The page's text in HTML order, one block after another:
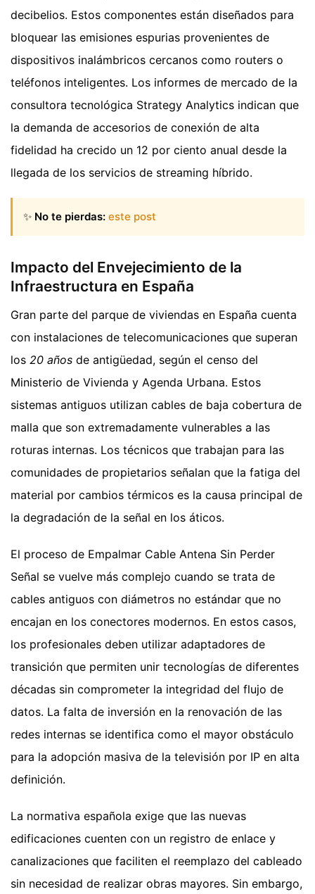
decibelios. Estos componentes están diseñados para
bloquear las emisiones espurias provenientes de
dispositivos inalámbricos cercanos como routers o
teléfonos inteligentes. Los informes de mercado de la
consultora tecnológica Strategy Analytics indican que
la demanda de accesorios de conexión de alta
fidelidad ha crecido un 12 por ciento anual desde la
llegada de los servicios de streaming híbrido.
✨ No te pierdas: este post
Impacto del Envejecimiento de la
Infraestructura en España
Gran parte del parque de viviendas en España cuenta
con instalaciones de telecomunicaciones que superan
los 20 años de antigüedad, según el censo del
Ministerio de Vivienda y Agenda Urbana. Estos
sistemas antiguos utilizan cables de baja cobertura de
malla que son extremadamente vulnerables a las
roturas internas. Los técnicos que trabajan para las
comunidades de propietarios señalan que la fatiga del
material por cambios térmicos es la causa principal de
la degradación de la señal en los áticos.
El proceso de Empalmar Cable Antena Sin Perder
Señal se vuelve más complejo cuando se trata de
cables antiguos con diámetros no estándar que no
encajan en los conectores modernos. En estos casos,
los profesionales deben utilizar adaptadores de
transición que permiten unir tecnologías de diferentes
décadas sin comprometer la integridad del flujo de
datos. La falta de inversión en la renovación de las
redes internas se identifica como el mayor obstáculo
para la adopción masiva de la televisión por IP en alta
definición.
La normativa española exige que las nuevas
edificaciones cuenten con un registro de enlace y
canalizaciones que faciliten el reemplazo del cableado
sin necesidad de realizar obras mayores. Sin embargo,